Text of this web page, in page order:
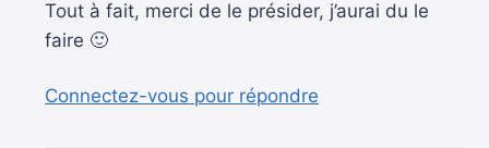
Tout à fait, merci de le présider, j’aurai du le
faire 🙂
Connectez-vous pour répondre